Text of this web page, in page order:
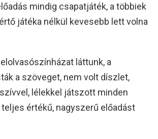
mindig csapatjáték, a többiek
játéka nélkül kevesebb lett volna
láttunk, a
a szöveget, nem volt díszlet,
lélekkel játszott minden
értékű, nagyszerű előadást